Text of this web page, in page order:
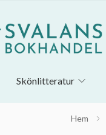
Skönlitteratur
Hem